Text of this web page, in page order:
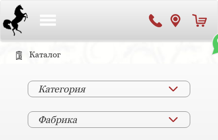
Каталог
Категория
Фабрика